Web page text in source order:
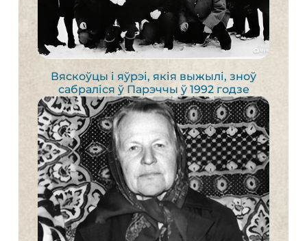
Вяскоўцы і яўрэі, якія выжылі, зноў
сабраліся ў Парэччы ў 1992 годзе